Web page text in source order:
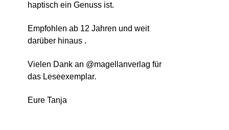
haptisch ein Genuss ist.
Empfohlen ab 12 Jahren und weit
darüber hinaus .
Vielen Dank an @magellanverlag für
das Leseexemplar.
Eure Tanja